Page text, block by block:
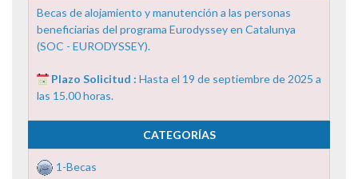
Becas de alojamiento y manutención a las personas
beneficiarias del programa Eurodyssey en Catalunya
(SOC - EURODYSSEY).
Plazo Solicitud : Hasta el 19 de septiembre de 2025 a
las 15.00 horas.
CATEGORÍAS
1-Becas